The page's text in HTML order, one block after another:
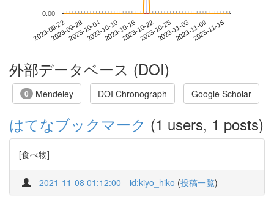
2023-09-222023-09-282023-10-042023-10-102023-10-162023-10-222023-10-282023-11-032023-11-092023-11-15
0.00
外部データベース (DOI)
0 Mendeley DOI Chronograph Google Scholar
はてなブックマーク (1 users, 1 posts)
[食べ物]
2021-11-08 01:12:00 id:kiyo_hiko (投稿一覧)